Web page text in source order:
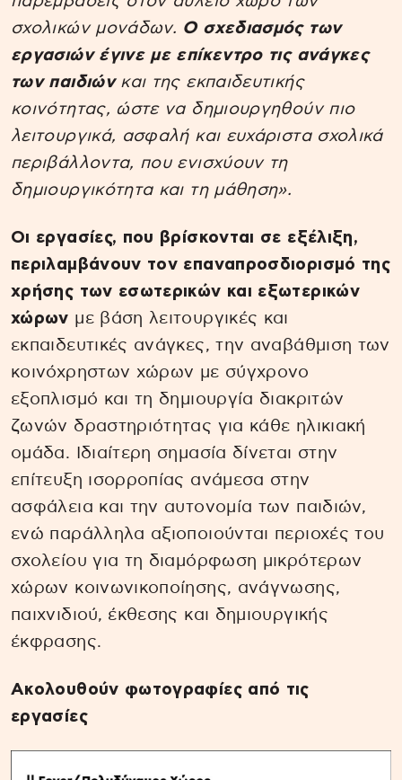
σχολικών μονάδων. Ο σχεδιασμός των
εργασιών έγινε με επίκεντρο τις ανάγκες
των παιδιώνκαι της εκπαιδευτικής
κοινότητας, ώστε να δημιουργηθούν πιο
λειτουργικά, ασφαλή και ευχάριστα σχολικά
περιβάλλοντα, που ενισχύουν τη
δημιουργικότητα και τη μάθηση».
Οι εργασίες, που βρίσκονται σε εξέλιξη,
περιλαμβάνουν τον επαναπροσδιορισμό της
χρήσης των εσωτερικών και εξωτερικών
χώρων με βάση λειτουργικές και
εκπαιδευτικές ανάγκες, την αναβάθμιση των
κοινόχρηστων χώρων με σύγχρονο
εξοπλισμό και τη δημιουργία διακριτών
ζωνών δραστηριότητας για κάθε ηλικιακή
ομάδα. Ιδιαίτερη σημασία δίνεται στην
επίτευξη ισορροπίας ανάμεσα στην
ασφάλεια και την αυτονομία των παιδιών,
ενώ παράλληλα αξιοποιούνται περιοχές του
σχολείου για τη διαμόρφωση μικρότερων
χώρων κοινωνικοποίησης, ανάγνωσης,
παιχνιδιού, έκθεσης και δημιουργικής
έκφρασης.
Ακολουθούν φωτογραφίες από τις
εργασίες